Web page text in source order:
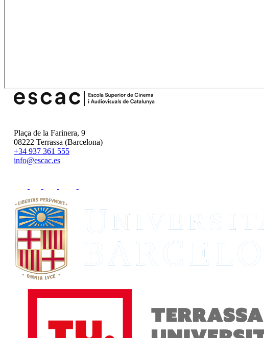
Plaça de la Farinera, 9
08222 Terrassa (Barcelona)
+34 937 361 555
info@escac.es